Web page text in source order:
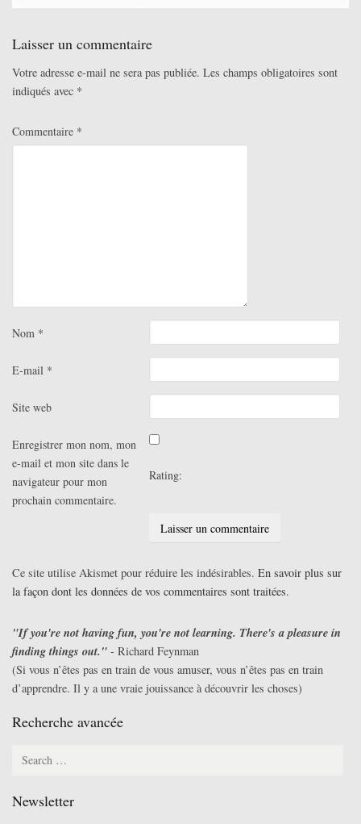
Laisser un commentaire
Votre adresse e-mail ne sera pas publiée. Les champs obligatoires sont
indiqués avec *
Commentaire *
Nom *
E-mail *
Site web
Enregistrer mon nom, mon
e-mail et mon site dans le
navigateur pour mon
prochain commentaire.
Rating:
Ce site utilise Akismet pour réduire les indésirables. En savoir plus sur
la façon dont les données de vos commentaires sont traitées.
"If you're not having fun, you're not learning. There's a pleasure in
finding things out." - Richard Feynman
(Si vous n’êtes pas en train de vous amuser, vous n’êtes pas en train
d’apprendre. Il y a une vraie jouissance à découvrir les choses)
Recherche avancée
Newsletter